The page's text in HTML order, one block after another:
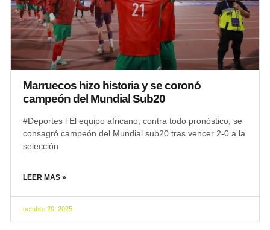
Marruecos hizo historia y se coronó
campeón del Mundial Sub20
#Deportes l El equipo africano, contra todo pronóstico, se
consagró campeón del Mundial sub20 tras vencer 2-0 a la
selección
LEER MAS »
octubre 20, 2025